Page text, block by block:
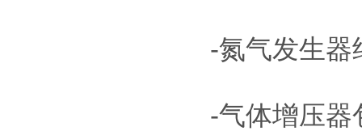
-氮气发生器
-气体增压器